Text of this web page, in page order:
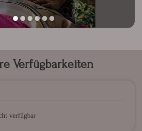
1 3 4 6
Verfügbarkeiten
verfügbar